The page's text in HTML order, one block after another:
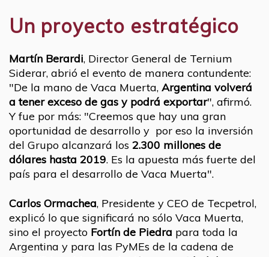
Un proyecto estratégico
Martín Berardi, Director General de Ternium
Siderar, abrió el evento de manera contundente:
"De la mano de Vaca Muerta, Argentina volverá
a tener exceso de gas y podrá exportar", afirmó.
Y fue por más: "Creemos que hay una gran
oportunidad de desarrollo y por eso la inversión
del Grupo alcanzará los 2.300 millones de
dólares hasta 2019. Es la apuesta más fuerte del
país para el desarrollo de Vaca Muerta".
Carlos Ormachea, Presidente y CEO de Tecpetrol,
explicó lo que significará no sólo Vaca Muerta,
sino el proyecto Fortín de Piedra para toda la
Argentina y para las PyMEs de la cadena de